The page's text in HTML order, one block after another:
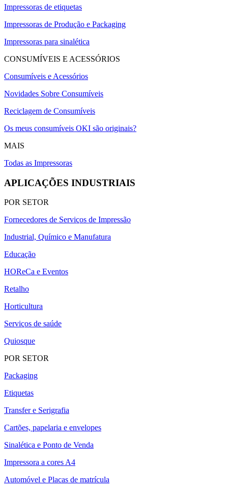
Impressoras de etiquetas
Impressoras de Produção e Packaging
Impressoras para sinalética
CONSUMÍVEIS E ACESSÓRIOS
Consumíveis e Acessórios
Novidades Sobre Consumíveis
Reciclagem de Consumíveis
Os meus consumíveis OKI são originais?
MAIS
Todas as Impressoras
APLICAÇÕES INDUSTRIAIS
POR SETOR
Fornecedores de Serviços de Impressão
Industrial, Químico e Manufatura
Educação
HOReCa e Eventos
Retalho
Horticultura
Serviços de saúde
Quiosque
POR SETOR
Packaging
Etiquetas
Transfer e Serigrafia
Cartões, papelaria e envelopes
Sinalética e Ponto de Venda
Impressora a cores A4
Automóvel e Placas de matrícula